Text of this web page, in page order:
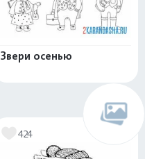
Звери осенью
424